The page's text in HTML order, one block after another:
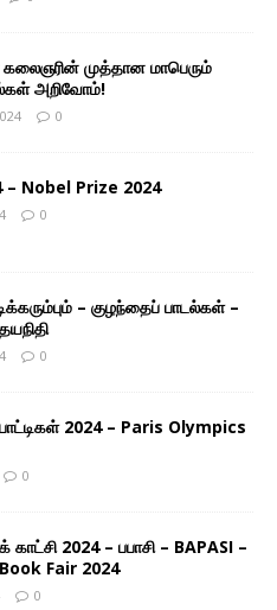
கலைஞரின் முத்தான மாபெரும்
அறிவோம்!
0
– Nobel Prize 2024
0
– குழந்தைப் பாடல்கள் –
0
2024 – Paris Olympics
0
2024 – பபாசி – BAPASI –
Fair 2024
0